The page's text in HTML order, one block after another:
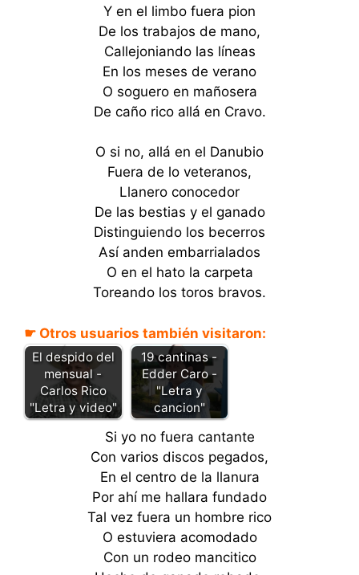
Y en el limbo fuera pion
De los trabajos de mano,
Callejoniando las líneas
En los meses de verano
O soguero en mañosera
De caño rico allá en Cravo.
O si no, allá en el Danubio
Fuera de lo veteranos,
Llanero conocedor
De las bestias y el ganado
Distinguiendo los becerros
Así anden embarrialados
O en el hato la carpeta
Toreando los toros bravos.
☛ Otros usuarios también visitaron:
El despido del
mensual -
Carlos Rico
"Letra y video"
19 cantinas -
Edder Caro -
"Letra y
cancion"
Si yo no fuera cantante
Con varios discos pegados,
En el centro de la llanura
Por ahí me hallara fundado
Tal vez fuera un hombre rico
O estuviera acomodado
Con un rodeo mancitico